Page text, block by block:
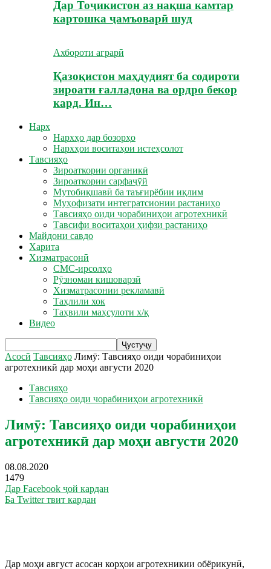
Дар Тоҷикистон аз нақша камтар
картошка ҷамъоварӣ шуд
Ахбороти аграрӣ
Қазоқистон маҳдудият ба содироти
зироати ғалладона ва ордро бекор
кард. Ин…
Нарх
Нархҳо дар бозорҳо
Нархҳои воситаҳои истеҳсолот
Тавсияҳо
Зироаткории органикӣ
Зироаткории сарфаҷӯй
Мутобиқшавӣ ба таъғирёбии иқлим
Муҳофизати интегратсионии растаниҳо
Тавсияҳо оиди чорабиниҳои агротехникӣ
Тавсифи воситаҳои ҳифзи растаниҳо
Майдони савдо
Харита
Хизматрасонӣ
СМС-ирсолҳо
Рӯзномаи кишоварзӣ
Хизматрасонии рекламавӣ
Таҳлили хок
Таҳвили маҳсулоти х/қ
Видео
Асосӣ Тавсияҳо Лимӯ: Тавсияҳо оиди чорабиниҳои
агротехникӣ дар моҳи августи 2020
Тавсияҳо
Тавсияҳо оиди чорабиниҳои агротехникӣ
Лимӯ: Тавсияҳо оиди чорабиниҳои
агротехникӣ дар моҳи августи 2020
08.08.2020
1479
Дар Facebook ҷой кардан
Ба Twitter твит кардан
Дар моҳи август асосан корҳои агротехникии обёрикунӣ,